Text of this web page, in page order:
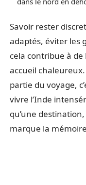
Savoir rester
adaptés, éviter les
cela contribue à
accueil
partie du voyage,
vivre l’Inde
qu’une
marque la